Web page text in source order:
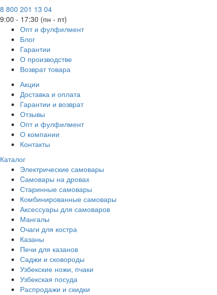
8 800 201 13 04
9:00 - 17:30 (пн - пт)
Опт и фулфилмент
Блог
Гарантии
О производстве
Возврат товара
Акции
Доставка и оплата
Гарантии и возврат
Отзывы
Опт и фулфилмент
О компании
Контакты
Каталог
Электрические самовары
Cамовары на дровах
Старинные самовары
Комбинированные самовары
Аксессуары для самоваров
Мангалы
Очаги для костра
Казаны
Печи для казанов
Саджи и сковороды
Узбекские ножи, пчаки
Узбекская посуда
Распродажи и скидки